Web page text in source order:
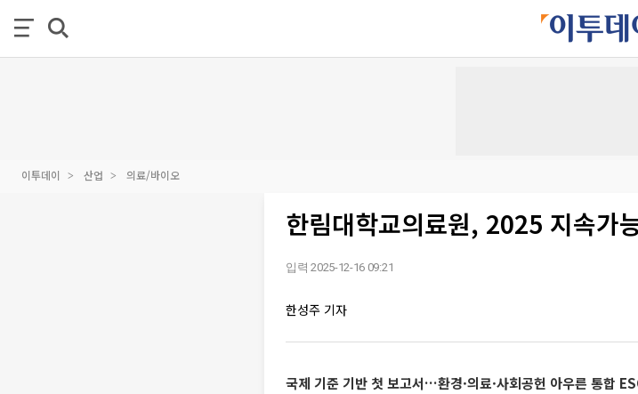
이투데이 산업 의료/바이오
한림대학교의료원, 2025 지속가
입력 2025-12-16 09:21
한성주 기자
국제 기준 기반 첫 보고서…환경·의료·사회공헌 아우른 통합